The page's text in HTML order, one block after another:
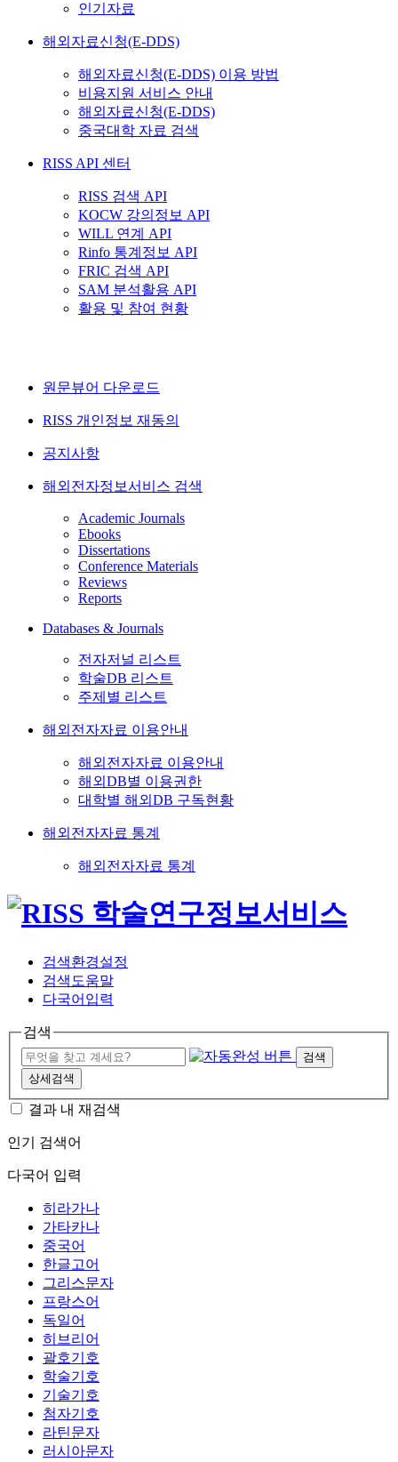
인기자료
해외자료신청(E-DDS)
해외자료신청(E-DDS) 이용 방법
비용지원 서비스 안내
해외자료신청(E-DDS)
중국대학 자료 검색
RISS API 센터
RISS 검색 API
KOCW 강의정보 API
WILL 연계 API
Rinfo 통계정보 API
FRIC 검색 API
SAM 분석활용 API
활용 및 참여 현황
원문뷰어 다운로드
RISS 개인정보 재동의
공지사항
해외전자정보서비스 검색
Academic Journals
Ebooks
Dissertations
Conference Materials
Reviews
Reports
Databases & Journals
전자저널 리스트
학술DB 리스트
주제별 리스트
해외전자자료 이용안내
해외전자자료 이용안내
해외DB별 이용권한
대학별 해외DB 구독현황
해외전자자료 통계
해외전자자료 통계
검색환경설정
검색도움말
다국어입력
검색
검색
상세검색
결과 내 재검색
인기 검색어
다국어 입력
히라가나
가타카나
중국어
한글고어
그리스문자
프랑스어
독일어
히브리어
괄호기호
학술기호
기술기호
첨자기호
라틴문자
러시아문자